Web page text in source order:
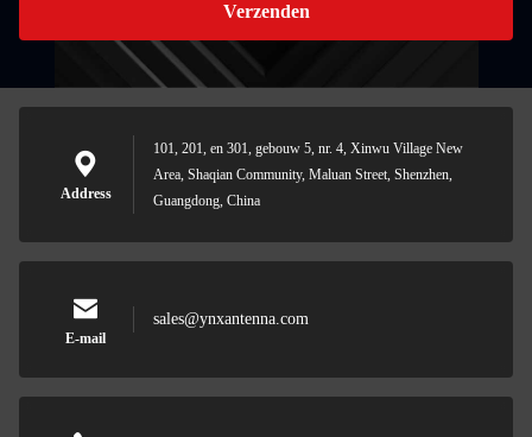
Verzenden
Address
101, 201, en 301, gebouw 5, nr. 4, Xinwu Village New
Area, Shaqian Community, Maluan Street, Shenzhen,
Guangdong, China
E-mail
sales@ynxantenna.com